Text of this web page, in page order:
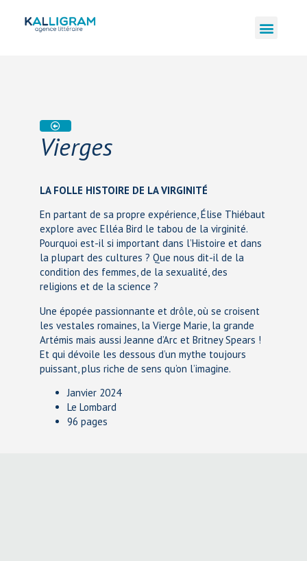
Vierges
LA FOLLE HISTOIRE DE LA VIRGINITÉ
En partant de sa propre expérience, Élise Thiébaut
explore avec Elléa Bird le tabou de la virginité.
Pourquoi est-il si important dans l’Histoire et dans
la plupart des cultures ? Que nous dit-il de la
condition des femmes, de la sexualité, des
religions et de la science ?
Une épopée passionnante et drôle, où se croisent
les vestales romaines, la Vierge Marie, la grande
Artémis mais aussi Jeanne d’Arc et Britney Spears !
Et qui dévoile les dessous d’un mythe toujours
puissant, plus riche de sens qu’on l’imagine.
Janvier 2024
Le Lombard
96 pages